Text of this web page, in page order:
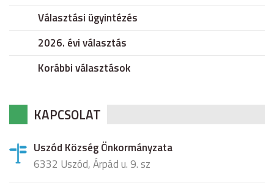
Választási ügyintézés
2026. évi választás
Korábbi választások
KAPCSOLAT
Uszód Község Önkormányzata
6332 Uszód, Árpád u. 9. sz